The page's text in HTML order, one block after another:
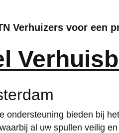
Verhuizers voor een
bieden bij
al uw spullen veilig